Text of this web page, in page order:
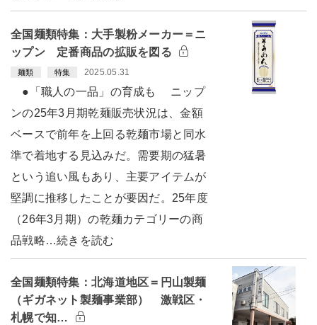
全国麺類特集：大手製粉メーカー＝ニ
ップン 定番商品の拡販を図る
麺類 特集 2025.05.31
●「職人の一品」の育成も ニップ
ンの25年3月期乾麺販売状況は、金額
ベースで前年を上回る乾麺市場と同水
準で着地する見込みだ。需要期の猛暑
という追い風もあり、主要アイテムが
堅調に推移したことが要因だ。25年度
（26年3月期）の乾麺カテゴリーの商
品戦略…続きを読む
全国麺類特集：北海道地区＝円山製麺
（ギガネット製麺事業部） 激戦区・
札幌で知…